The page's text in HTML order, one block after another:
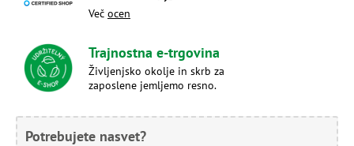
Več ocen
Trajnostna e-trgovina
Življenjsko okolje in skrb za
zaposlene jemljemo resno.
Potrebujete nasvet?